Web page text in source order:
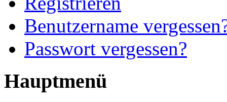
Benutzername
Passwort vergessen?
Hauptmenü